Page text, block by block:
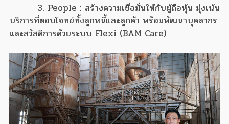
3. People : สร้างความเชื่อมั่นให้กับผู้ถือหุ้น มุ่งเน้น
บริการที่ตอบโจทย์ทั้งลูกหนี้และลูกค้า พร้อมพัฒนาบุคลากร
และสวัสดิการด้วยระบบ Flexi (BAM Care)